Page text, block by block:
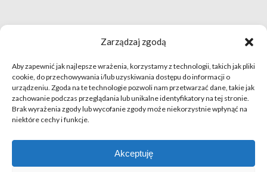
Zarządzaj zgodą
Aby zapewnić jak najlepsze wrażenia, korzystamy z technologii, takich jak pliki
cookie, do przechowywania i/lub uzyskiwania dostępu do informacji o
urządzeniu. Zgoda na te technologie pozwoli nam przetwarzać dane, takie jak
zachowanie podczas przeglądania lub unikalne identyfikatory na tej stronie.
Brak wyrażenia zgody lub wycofanie zgody może niekorzystnie wpłynąć na
niektóre cechy i funkcje.
Akceptuję
zastrzeżone | realizacjaHillnet
O